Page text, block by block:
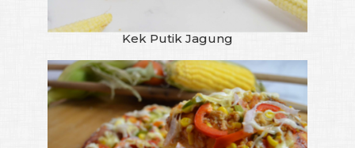
Kek Putik Jagung